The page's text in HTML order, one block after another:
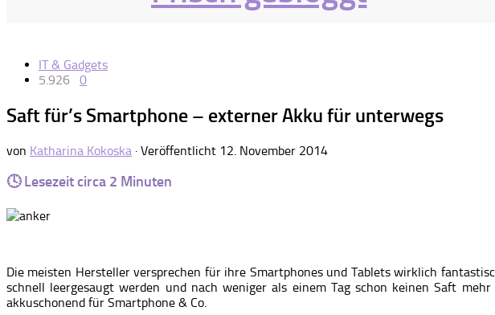
IT & Gadgets
5.926 0
Saft für’s Smartphone – externer Akku für unterwegs
von Katharina Kokoska · Veröffentlicht 12. November 2014
🕓 Lesezeit circa 2 Minuten
Die meisten Hersteller versprechen für ihre Smartphones und Tablets wirklich
schnell leergesaugt werden und nach weniger als einem Tag schon keinen Saft
akkuschonend für Smartphone & Co.